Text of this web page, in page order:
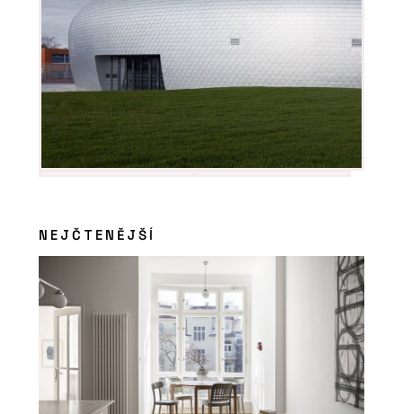
NEJČTENĚJŠÍ